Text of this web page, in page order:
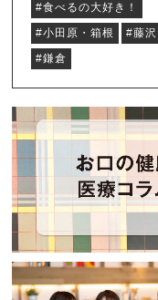
#食べるの大好き！
#小田原・箱根
#藤沢
#鎌倉